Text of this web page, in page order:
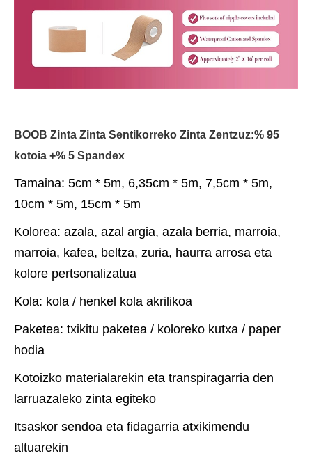
BOOB Zinta Zinta Sentikorreko Zinta Zentzuz:% 95
kotoia +% 5 Spandex
Tamaina: 5cm * 5m, 6,35cm * 5m, 7,5cm * 5m,
10cm * 5m, 15cm * 5m
Kolorea: azala, azal argia, azala berria, marroia,
marroia, kafea, beltza, zuria, haurra arrosa eta
kolore pertsonalizatua
Kola: kola / henkel kola akrilikoa
Paketea: txikitu paketea / koloreko kutxa / paper
hodia
Kotoizko materialarekin eta transpiragarria den
larruazaleko zinta egiteko
Itsaskor sendoa eta fidagarria atxikimendu
altuarekin